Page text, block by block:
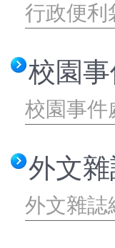
高雄校園通APP
行政便利
校園
校園事件
外文
外文雜誌